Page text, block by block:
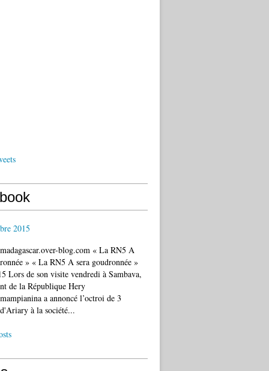
2015
blog.com « La RN5 A
» « La RN5 A sera goudronnée »
Lors de son visite vendredi à Sambava,
de la République Hery
a annoncé l’octroi de 3
à la société...